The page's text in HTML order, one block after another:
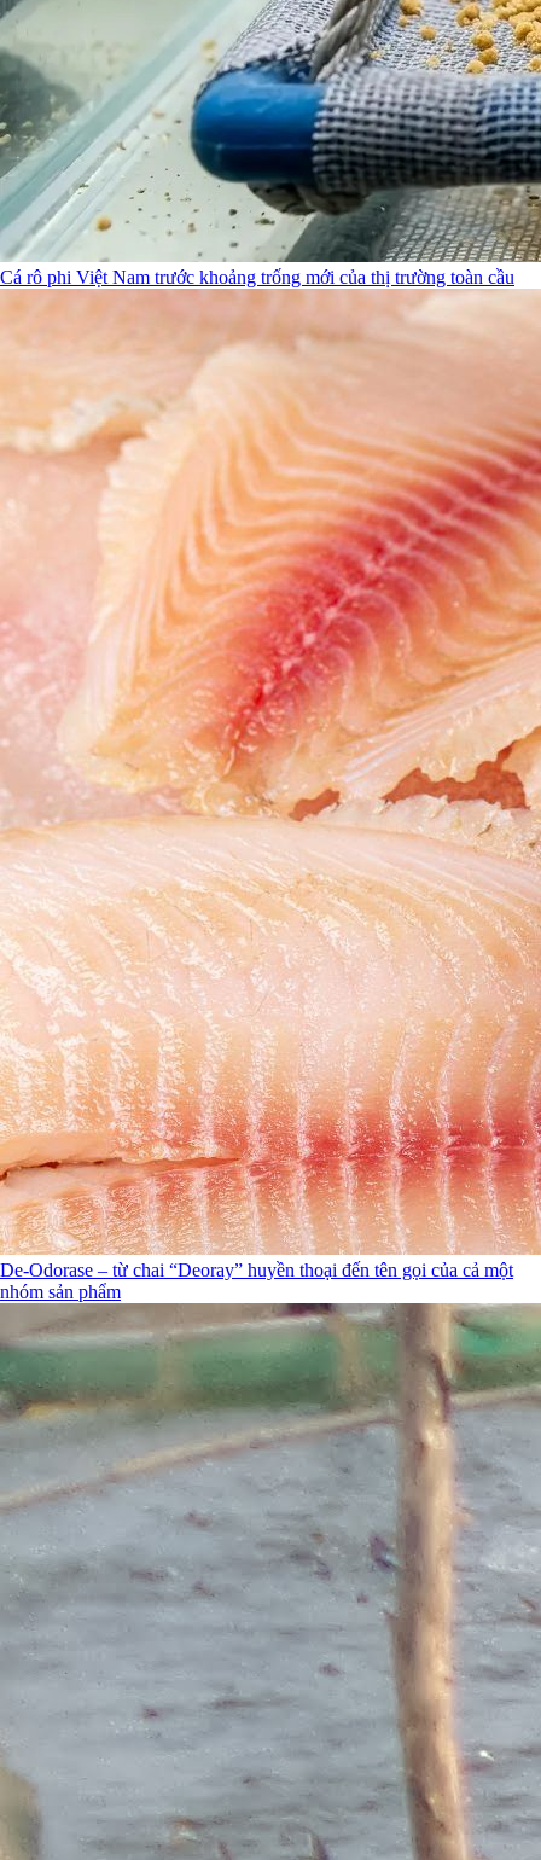
Cá rô phi Việt Nam trước khoảng trống mới của thị trường toàn cầu
De-Odorase – từ chai “Deoray” huyền thoại đến tên gọi của cả một
nhóm sản phẩm